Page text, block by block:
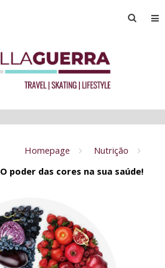
Homepage
Nutrição
O poder das cores na sua saúde!